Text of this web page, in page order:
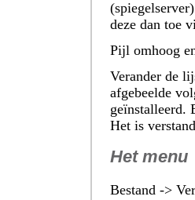
deze dan toe
Pijl omhoog
Verander de
afgebeelde
geïnstalleerd.
Het is
Het menu
Bestand ->